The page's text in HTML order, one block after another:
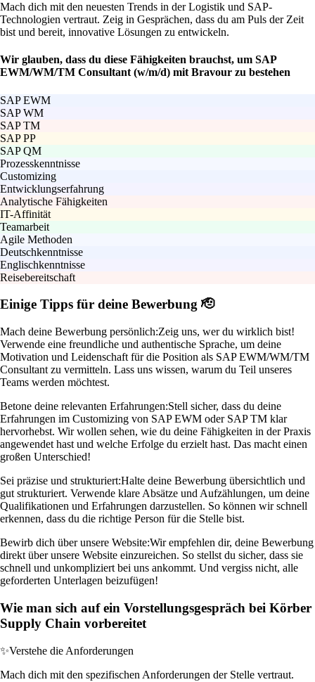
Mach dich mit den neuesten Trends in der Logistik und SAP-
Technologien vertraut. Zeig in Gesprächen, dass du am Puls der Zeit
bist und bereit, innovative Lösungen zu entwickeln.
Wir glauben, dass du diese Fähigkeiten brauchst, um SAP
EWM/WM/TM Consultant (w/m/d) mit Bravour zu bestehen
SAP EWM
SAP WM
SAP TM
SAP PP
SAP QM
Prozesskenntnisse
Customizing
Entwicklungserfahrung
Analytische Fähigkeiten
IT-Affinität
Teamarbeit
Agile Methoden
Deutschkenntnisse
Englischkenntnisse
Reisebereitschaft
Einige Tipps für deine Bewerbung 🫡
Mach deine Bewerbung persönlich:Zeig uns, wer du wirklich bist!
Verwende eine freundliche und authentische Sprache, um deine
Motivation und Leidenschaft für die Position als SAP EWM/WM/TM
Consultant zu vermitteln. Lass uns wissen, warum du Teil unseres
Teams werden möchtest.
Betone deine relevanten Erfahrungen:Stell sicher, dass du deine
Erfahrungen im Customizing von SAP EWM oder SAP TM klar
hervorhebst. Wir wollen sehen, wie du deine Fähigkeiten in der Praxis
angewendet hast und welche Erfolge du erzielt hast. Das macht einen
großen Unterschied!
Sei präzise und strukturiert:Halte deine Bewerbung übersichtlich und
gut strukturiert. Verwende klare Absätze und Aufzählungen, um deine
Qualifikationen und Erfahrungen darzustellen. So können wir schnell
erkennen, dass du die richtige Person für die Stelle bist.
Bewirb dich über unsere Website:Wir empfehlen dir, deine Bewerbung
direkt über unsere Website einzureichen. So stellst du sicher, dass sie
schnell und unkompliziert bei uns ankommt. Und vergiss nicht, alle
geforderten Unterlagen beizufügen!
Wie man sich auf ein Vorstellungsgespräch bei Körber
Supply Chain vorbereitet
✨Verstehe die Anforderungen
Mach dich mit den spezifischen Anforderungen der Stelle vertraut.